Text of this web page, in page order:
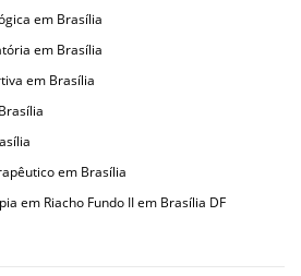
em Brasília
em Brasília
em Brasília
em Brasília
em Riacho Fundo II em Brasília DF